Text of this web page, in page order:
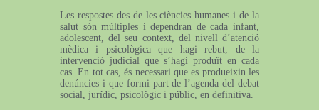
Les respostes des de les ciències humanes i de la
salut són múltiples i dependran de cada infant,
adolescent, del seu context, del nivell d’atenció
mèdica i psicològica que hagi rebut, de la
intervenció judicial que s’hagi produït en cada
cas. En tot cas, és necessari que es produeixin les
denúncies i que formi part de l’agenda del debat
social, jurídic, psicològic i públic, en definitiva.